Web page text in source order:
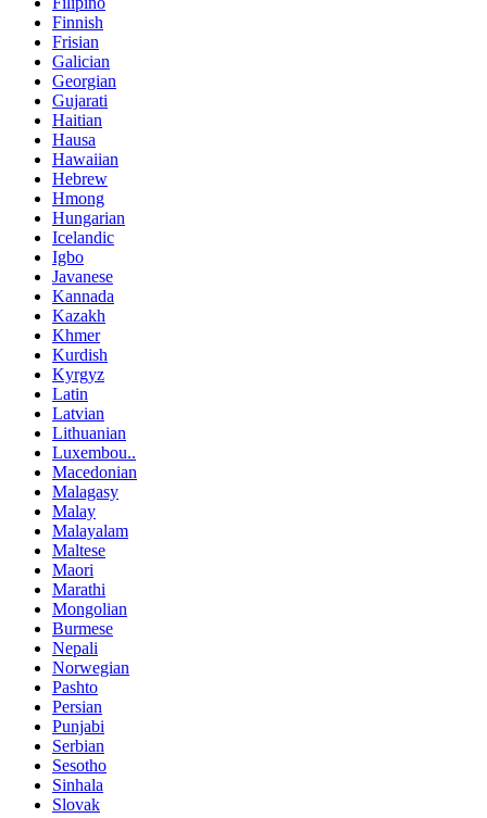
Finnish
Frisian
Galician
Georgian
Gujarati
Haitian
Hausa
Hawaiian
Hebrew
Hmong
Hungarian
Icelandic
Igbo
Javanese
Kannada
Kazakh
Khmer
Kurdish
Kyrgyz
Latin
Latvian
Lithuanian
Luxembou..
Macedonian
Malagasy
Malay
Malayalam
Maltese
Maori
Marathi
Mongolian
Burmese
Nepali
Norwegian
Pashto
Persian
Punjabi
Serbian
Sesotho
Sinhala
Slovak